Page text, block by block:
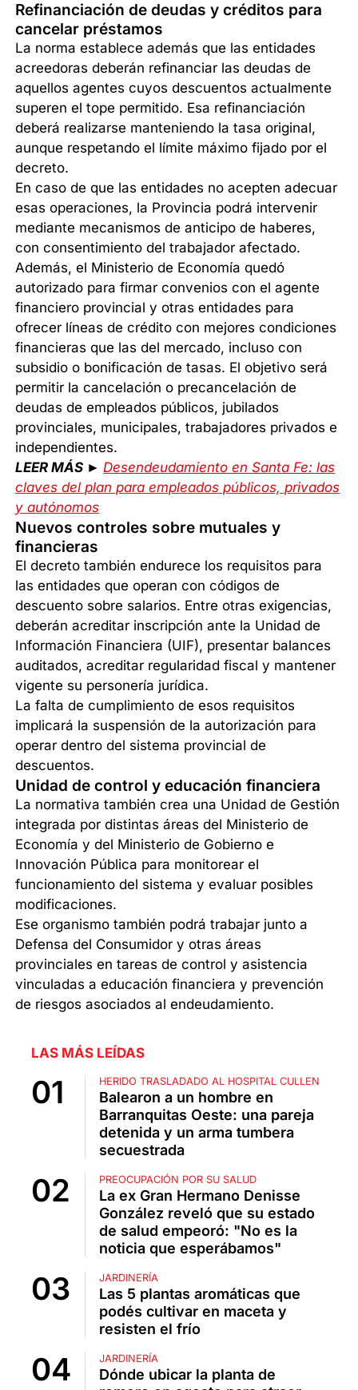
Refinanciación de deudas y créditos para
cancelar préstamos
La norma establece además que las entidades
acreedoras deberán refinanciar las deudas de
aquellos agentes cuyos descuentos actualmente
superen el tope permitido. Esa refinanciación
deberá realizarse manteniendo la tasa original,
aunque respetando el límite máximo fijado por el
decreto.
En caso de que las entidades no acepten adecuar
esas operaciones, la Provincia podrá intervenir
mediante mecanismos de anticipo de haberes,
con consentimiento del trabajador afectado.
Además, el Ministerio de Economía quedó
autorizado para firmar convenios con el agente
financiero provincial y otras entidades para
ofrecer líneas de crédito con mejores condiciones
financieras que las del mercado, incluso con
subsidio o bonificación de tasas. El objetivo será
permitir la cancelación o precancelación de
deudas de empleados públicos, jubilados
provinciales, municipales, trabajadores privados e
independientes.
LEER MÁS ► Desendeudamiento en Santa Fe: las
claves del plan para empleados públicos, privados
y autónomos
Nuevos controles sobre mutuales y
financieras
El decreto también endurece los requisitos para
las entidades que operan con códigos de
descuento sobre salarios. Entre otras exigencias,
deberán acreditar inscripción ante la Unidad de
Información Financiera (UIF), presentar balances
auditados, acreditar regularidad fiscal y mantener
vigente su personería jurídica.
La falta de cumplimiento de esos requisitos
implicará la suspensión de la autorización para
operar dentro del sistema provincial de
descuentos.
Unidad de control y educación financiera
La normativa también crea una Unidad de Gestión
integrada por distintas áreas del Ministerio de
Economía y del Ministerio de Gobierno e
Innovación Pública para monitorear el
funcionamiento del sistema y evaluar posibles
modificaciones.
Ese organismo también podrá trabajar junto a
Defensa del Consumidor y otras áreas
provinciales en tareas de control y asistencia
vinculadas a educación financiera y prevención
de riesgos asociados al endeudamiento.
LAS MÁS LEÍDAS
HERIDO TRASLADADO AL HOSPITAL CULLEN
Balearon a un hombre en
Barranquitas Oeste: una pareja
detenida y un arma tumbera
secuestrada
PREOCUPACIÓN POR SU SALUD
La ex Gran Hermano Denisse
González reveló que su estado
de salud empeoró: "No es la
noticia que esperábamos"
JARDINERÍA
Las 5 plantas aromáticas que
podés cultivar en maceta y
resisten el frío
JARDINERÍA
Dónde ubicar la planta de